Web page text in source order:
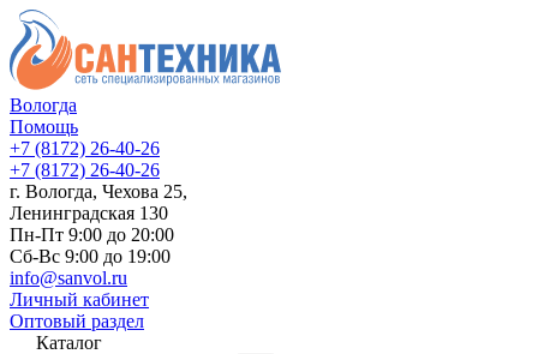
Вологда
Помощь
+7 (8172) 26-40-26
+7 (8172) 26-40-26
г. Вологда, Чехова 25,
Ленинградская 130
Пн-Пт 9:00 до 20:00
Сб-Вс 9:00 до 19:00
info@sanvol.ru
Личный кабинет
Оптовый раздел
Каталог